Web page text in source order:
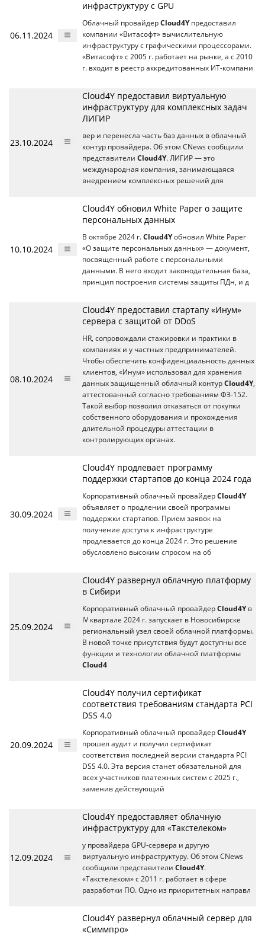
06.11.2024
инфраструктуру с GPU
Облачный провайдер Cloud4Yпредоставил
компании «Витасофт» вычислительную
инфраструктуру с графическими процессорами.
«Витасофт» с 2005 г. работает на рынке, а с 2010
г. входит в реестр аккредитованных ИТ-компани
23.10.2024
Cloud4Y предоставил виртуальную
инфраструктуру для комплексных задач
ЛИГИР
вер и перенесла часть баз данных в облачный
контур провайдера. Об этом CNews сообщили
представители Cloud4Y. ЛИГИР — это
международная компания, занимающаяся
внедрением комплексных решений для
10.10.2024
Cloud4Y обновил White Paper о защите
персональных данных
В октябре 2024 г. Cloud4Yобновил White Paper
«О защите персональных данных» — документ,
посвященный работе с персональными
данными. В него входит законодательная база,
принцип построения системы защиты ПДн, и д
08.10.2024
Cloud4Y предоставил стартапу «Инум»
сервера с защитой от DDoS
HR, сопровождали стажировки и практики в
компаниях и у частных предпринимателей.
Чтобы обеспечить конфиденциальность данных
клиентов, «Инум» использовал для хранения
данных защищенный облачный контур Cloud4Y,
аттестованный согласно требованиям ФЗ-152.
Такой выбор позволил отказаться от покупки
собственного оборудования и прохождения
длительной процедуры аттестации в
контролирующих органах.
30.09.2024
Cloud4Y продлевает программу
поддержки стартапов до конца 2024 года
Корпоративный облачный провайдер Cloud4Y
объявляет о продлении своей программы
поддержки стартапов. Прием заявок на
получение доступа к инфраструктуре
продлевается до конца 2024 г. Это решение
обусловлено высоким спросом на об
25.09.2024
Cloud4Y развернул облачную платформу
в Сибири
Корпоративный облачный провайдер Cloud4Yв
IV квартале 2024 г. запускает в Новосибирске
региональный узел своей облачной платформы.
В новой точке присутствия будут доступны все
функции и технологии облачной платформы
Cloud4
20.09.2024
Cloud4Y получил сертификат
соответствия требованиям стандарта PCI
DSS 4.0
Корпоративный облачный провайдер Cloud4Y
прошел аудит и получил сертификат
соответствия последней версии стандарта PCI
DSS 4.0. Эта версия станет обязательной для
всех участников платежных систем с 2025 г.,
заменив действующий
12.09.2024
Cloud4Y предоставляет облачную
инфраструктуру для «Такстелеком»
у провайдера GPU-сервера и другую
виртуальную инфраструктуру. Об этом CNews
сообщили представители Cloud4Y.
«Такстелеком» с 2011 г. работает в сфере
разработки ПО. Одно из приоритетных направл
Cloud4Y развернул облачный сервер для
«Симмпро»